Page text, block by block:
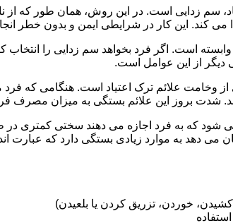
سم زدایی است. در این روش، همان طور که از
می کند. این کار در شرایطی ایمن و بدون خطر
است. اگر فرد بخواهد سم زدایی را انتخاب
از این عوامل است.
وخامت علائم ترک اعتیاد است. هنگامی که فرد
شدت بروز این علائم بستگی به میزان مصرف
شود که به فرد اجازه می دهند سختی کمتری
می دهد به موارد زیادی بستگی دارد که عبارت
خوردن، تزریق کردن یا بلعیدن)